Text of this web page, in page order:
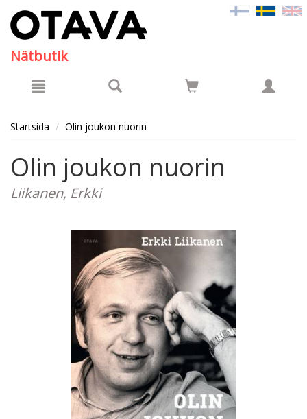
Nätbutik
Startsida Olin joukon nuorin
Olin joukon nuorin
Liikanen, Erkki